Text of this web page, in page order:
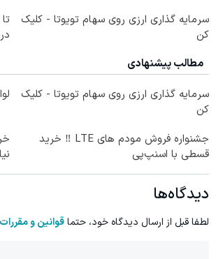
سرمایه گذاری ارزی روی سهام تویوتا - کلیک
کن
در4 قسط
مطالب پیشنهادی
سرمایه گذاری ارزی روی سهام تویوتا - کلیک
کن
جشنواره فروش مودم های LTE ‼️ خرید
قسطی با اسنپ‌پی
دیدگاه‌ها
لطفا قبل از ارسال دیدگاه خود، حتماقوانین و مقررات